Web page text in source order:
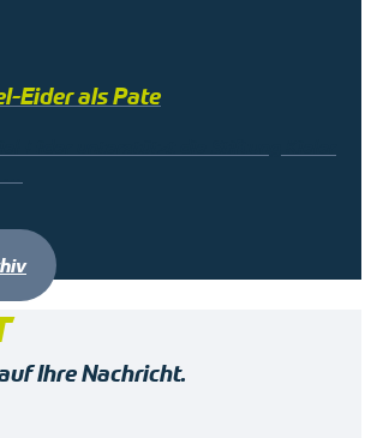
Eider als Pate
Ihre Nachricht.